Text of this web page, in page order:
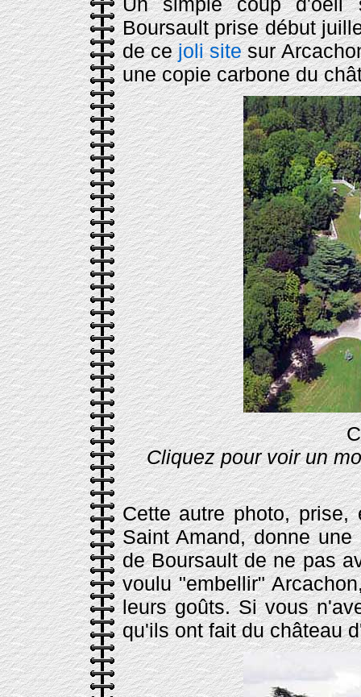
Boursault prise début
de cejoli sitesur
une copie carbone du
Cliquez pour voir un
Cette autre photo, prise,
Saint Amand, donne
de Boursault de ne pas
voulu "embellir"
leurs goûts. Si vous
qu'ils ont fait du château